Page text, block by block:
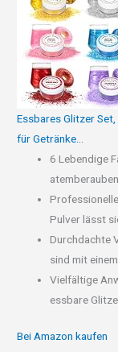
Essbares Glitzer
für Getränke...
6 Lebendige
Pulver lässt
Durchdachte
sind mit
Vielfältige
essbare
Bei Amazon kaufen